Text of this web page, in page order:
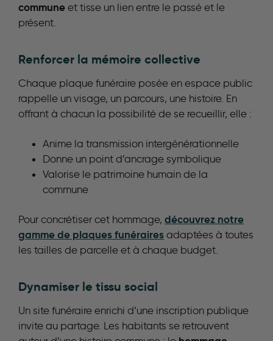
commune et tisse un lien entre le passé et le
présent.
Renforcer la mémoire collective
Chaque plaque funéraire posée en espace public
rappelle un visage, un parcours, une histoire. En
offrant à chacun la possibilité de se recueillir, elle :
Anime la transmission intergénérationnelle
Donne un point d’ancrage symbolique
Valorise le patrimoine humain de la
commune
Pour concrétiser cet hommage, découvrez notre
gamme de plaques funéraires adaptées à toutes
les tailles de parcelle et à chaque budget.
Dynamiser le tissu social
Un site funéraire enrichi d’une inscription publique
invite au partage. Les habitants se retrouvent